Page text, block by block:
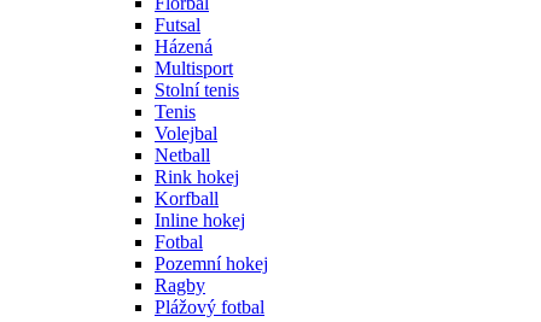
Futsal
Házená
Multisport
Stolní tenis
Tenis
Volejbal
Netball
Rink hokej
Korfball
Inline hokej
Fotbal
Pozemní hokej
Ragby
Plážový fotbal